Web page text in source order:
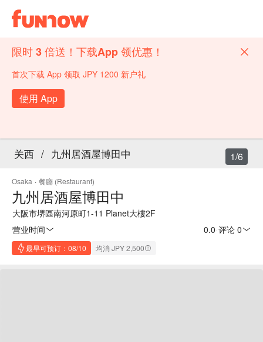
限时 3 倍送！下载App 领优惠！
首次下载 App 领取 JPY 1200 新户礼
使用 App
关西 / 九州居酒屋博田中
Osaka · 餐廳 (Restaurant)
九州居酒屋博田中
大阪市堺區南河原町1-11 Planet大樓2F
营业时间
0.0 评论 0
最早可预订：08/10 均消 JPY 2,500
1/6